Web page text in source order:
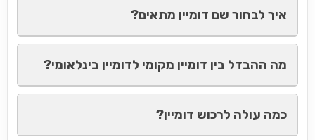
איך לבחור שם דומיין מתאים?
מה ההבדל בין דומיין מקומי לדומיין בינלאומי?
כמה עולה לרכוש דומיין?